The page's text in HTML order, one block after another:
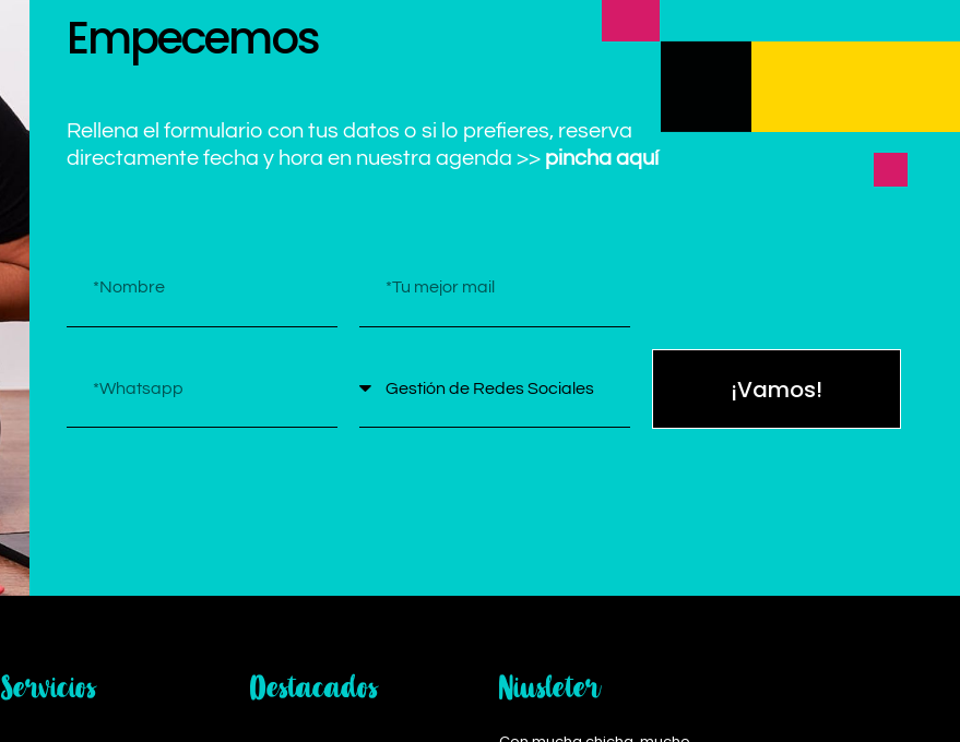
Empecemos
Rellena el formulario con tus datos o si lo prefieres, reserva
directamente fecha y hora en nuestra agenda >> pincha aquí
¡Vamos!
Servicios Destacados Niusleter